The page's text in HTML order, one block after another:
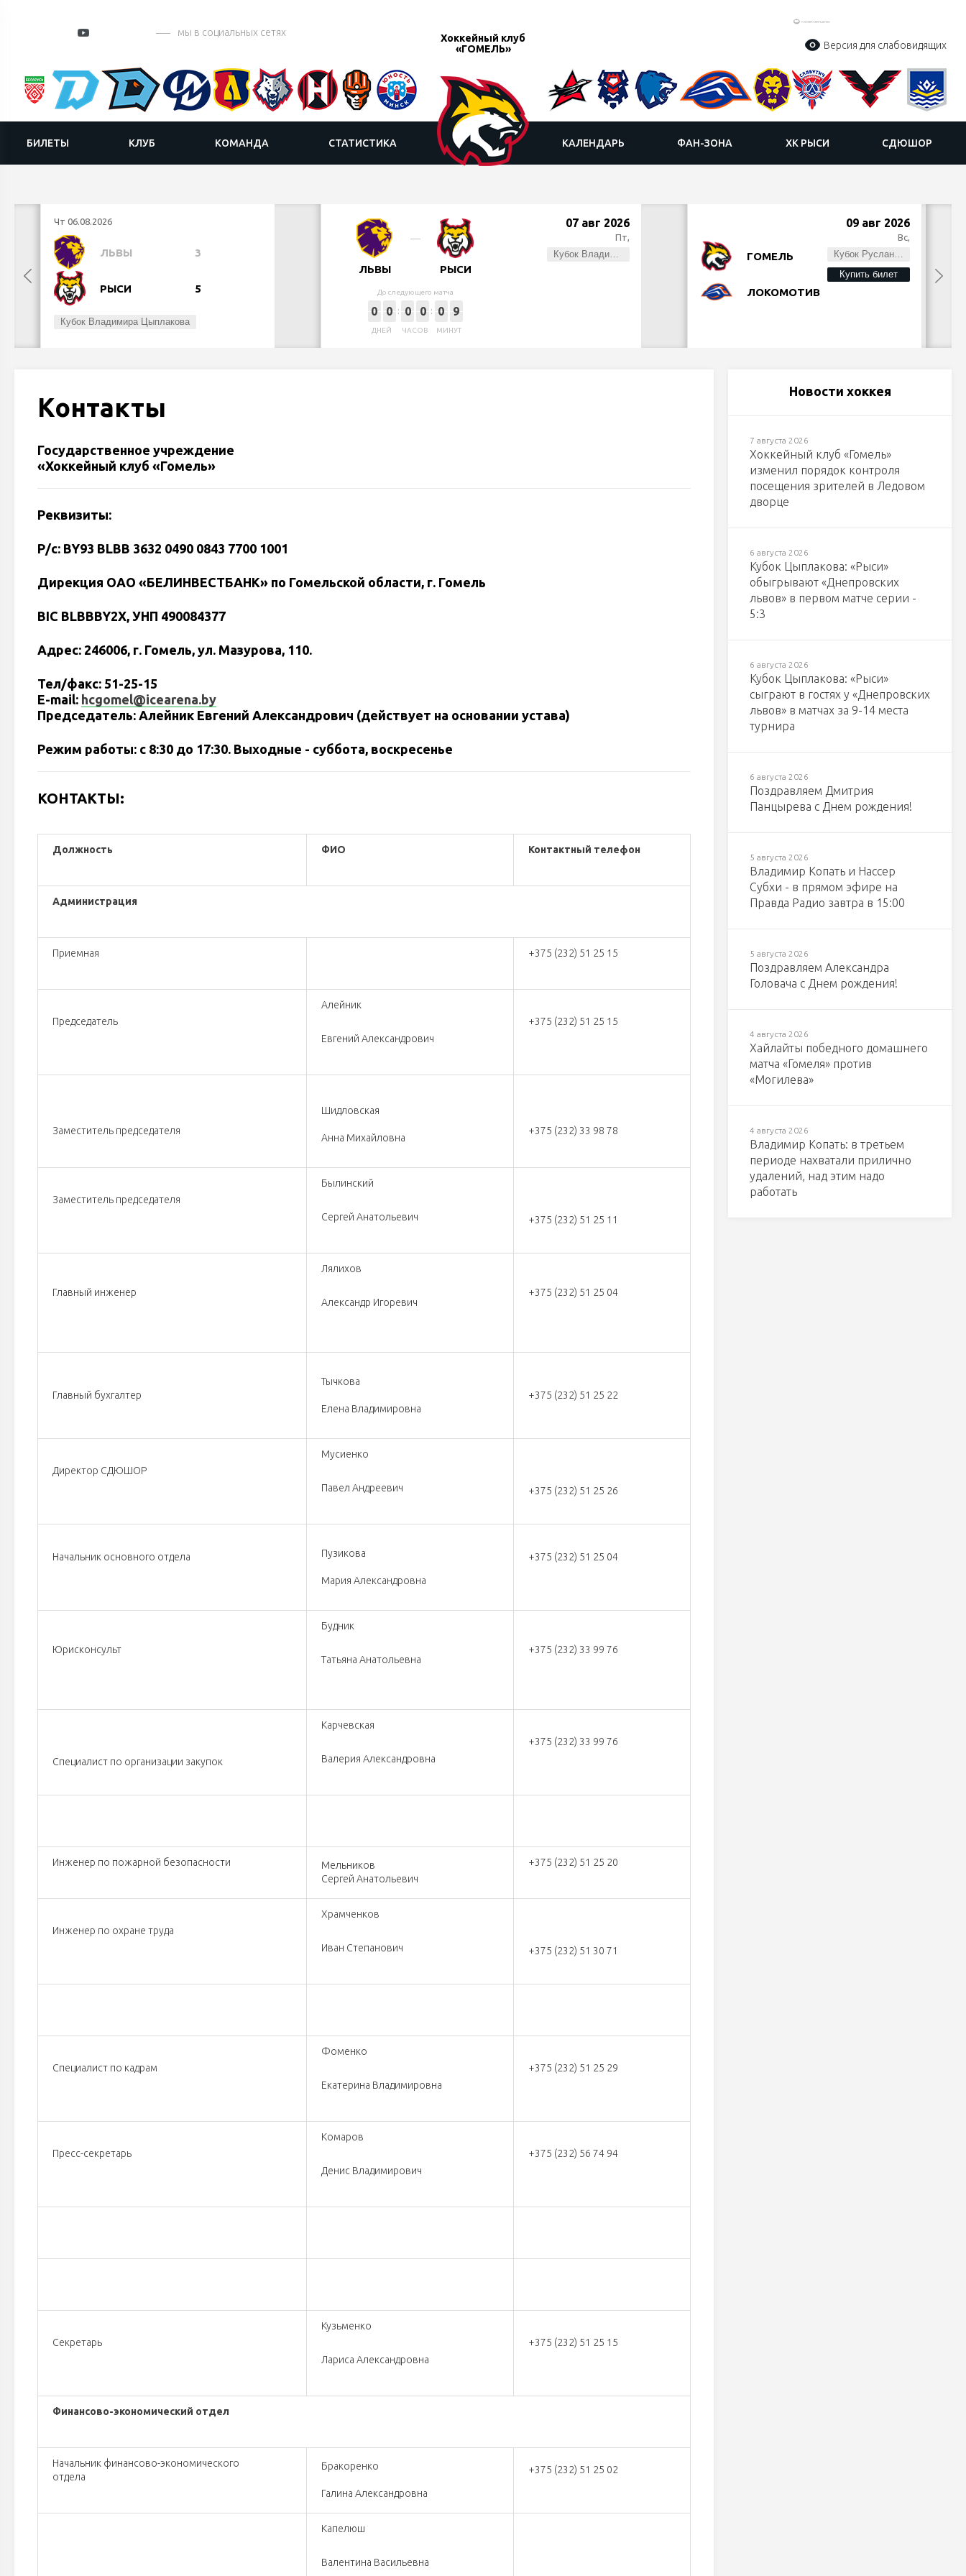
мы в социальных сетях
Версия для слабовидящих
Хоккейный клуб
«ГОМЕЛЬ»
БИЛЕТЫ КЛУБ КОМАНДА СТАТИСТИКА КАЛЕНДАРЬ ФАН-ЗОНА ХК РЫСИ СДЮШОР
Чт 06.08.2026
ЛЬВЫ 3
РЫСИ 5
Кубок Владимира Цыплакова
ЛЬВЫ РЫСИ
До следующего матча
0 0
ДНЕЙ
0 0
ЧАСОВ
0 9
МИНУТ
07 авг 2026
Пт,
ГОМЕЛЬ
ЛОКОМОТИВ
09 авг 2026
Вс,
Купить билет
Контакты
Государственное учреждение
«Хоккейный клуб «Гомель»
Реквизиты:
Р/с: BY93 BLBB 3632 0490 0843 7700 1001
Дирекция ОАО «БЕЛИНВЕСТБАНК» по Гомельской области, г. Гомель
BIC BLBBBY2X, УНП 490084377
Адрес: 246006, г. Гомель, ул. Мазурова, 110.
Тел/факс: 51-25-15
E-mail: hcgomel@icearena.by
Председатель: Алейник Евгений Александрович (действует на основании устава)
Режим работы: с 8:30 до 17:30. Выходные - суббота, воскресенье
КОНТАКТЫ:
Должность ФИО Контактный телефон
Администрация
Приемная +375 (232) 51 25 15
Председатель
Алейник
Евгений Александрович
+375 (232) 51 25 15
Заместитель председателя
Шидловская
Анна Михайловна
+375 (232) 33 98 78
Заместитель председателя
Былинский
Сергей Анатольевич +375 (232) 51 25 11
Главный инженер
Лялихов
Александр Игоревич
+375 (232) 51 25 04
Главный бухгалтер
Тычкова
Елена Владимировна
+375 (232) 51 25 22
Директор СДЮШОР
Мусиенко
Павел Андреевич +375 (232) 51 25 26
Начальник основного отдела Пузикова
Мария Александровна
+375 (232) 51 25 04
Юрисконсульт
Будник
Татьяна Анатольевна
+375 (232) 33 99 76
Специалист по организации закупок
Карчевская
Валерия Александровна
+375 (232) 33 99 76
Инженер по пожарной безопасности
Мельников
Сергей Анатольевич
+375 (232) 51 25 20
Инженер по охране труда
Храмченков
Иван Степанович +375 (232) 51 30 71
Специалист по кадрам
Фоменко
Екатерина Владимировна
+375 (232) 51 25 29
Пресс-секретарь
Комаров
Денис Владимирович
+375 (232) 56 74 94
Секретарь
Кузьменко
Лариса Александровна
+375 (232) 51 25 15
Финансово-экономический отдел
Начальник финансово-экономического
отдела
Бракоренко
Галина Александровна
+375 (232) 51 25 02
Капелюш
Валентина Васильевна
Новости хоккея
7 августа 2026
Хоккейный клуб «Гомель»
изменил порядок контроля
посещения зрителей в Ледовом
дворце
6 августа 2026
Кубок Цыплакова: «Рыси»
обыгрывают «Днепровских
львов» в первом матче серии -
5:3
6 августа 2026
Кубок Цыплакова: «Рыси»
сыграют в гостях у «Днепровских
львов» в матчах за 9-14 места
турнира
6 августа 2026
Поздравляем Дмитрия
Панцырева с Днем рождения!
5 августа 2026
Владимир Копать и Нассер
Субхи - в прямом эфире на
Правда Радио завтра в 15:00
5 августа 2026
Поздравляем Александра
Головача с Днем рождения!
4 августа 2026
Хайлайты победного домашнего
матча «Гомеля» против
«Могилева»
4 августа 2026
Владимир Копать: в третьем
периоде нахватали прилично
удалений, над этим надо
работать